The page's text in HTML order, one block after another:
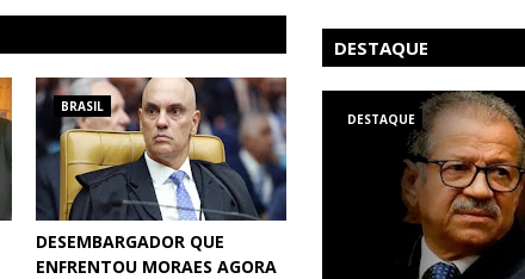
BRASIL
DESEMBARGADOR QUE
ENFRENTOU MORAES AGORA
DESTAQUE
DESTAQUE